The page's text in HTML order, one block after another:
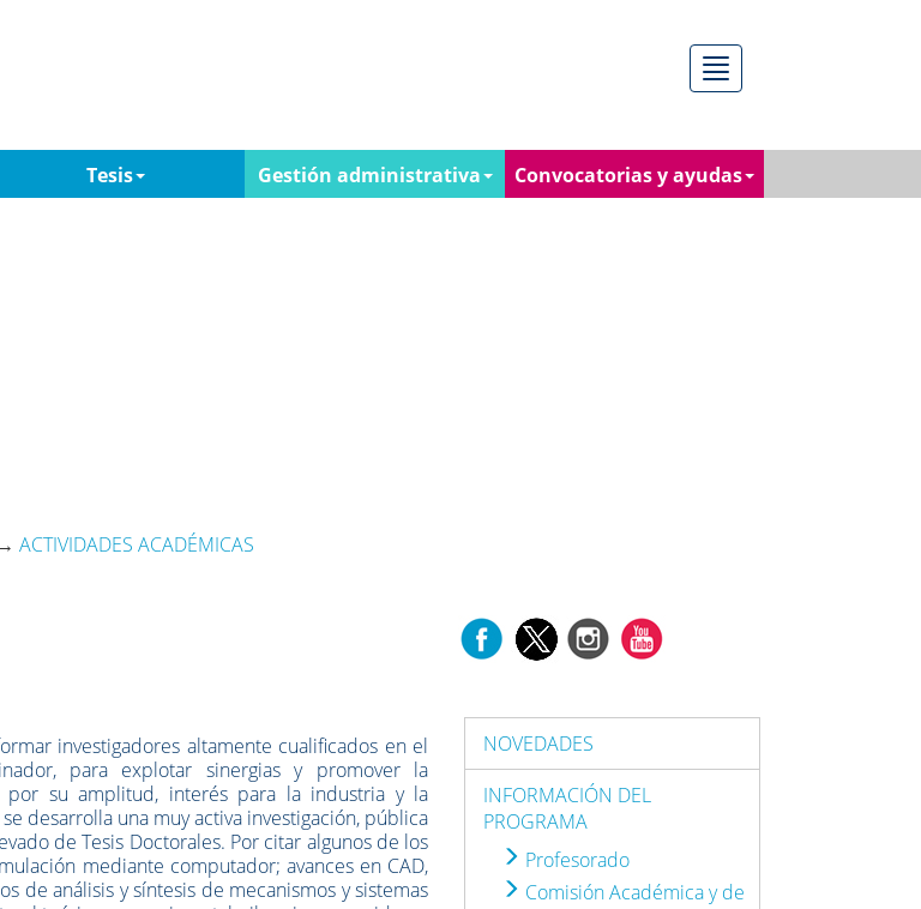
Menú
Tesis Gestión administrativa Convocatorias y ayudas
→ ACTIVIDADES ACADÉMICAS
investigadores altamente cualificados en el
para explotar sinergias y promover la
por su amplitud, interés para la industria y la
desarrolla una muy activa investigación, pública
de Tesis Doctorales. Por citar algunos de los
mediante computador; avances en CAD,
de análisis y síntesis de mecanismos y sistemas
NOVEDADES
INFORMACIÓN DEL
PROGRAMA
Profesorado
Comisión Académica y de